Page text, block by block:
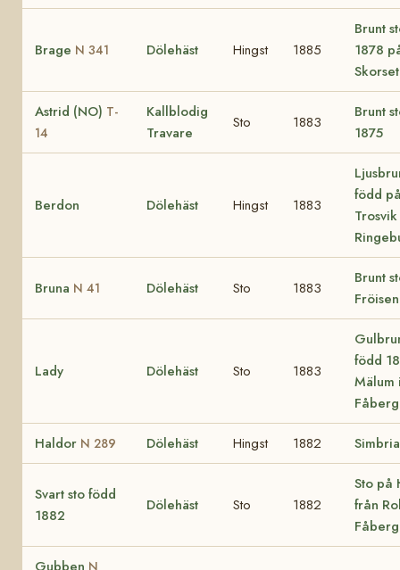
Brage N 341 Dölehäst Hingst 1885
Brunt
1878
Skorset
Astrid (NO) T-
14
Kallblodig
Travare
Sto 1883
Brunt
1875
Berdon Dölehäst Hingst 1883
född
Bruna N 41 Dölehäst Sto 1883
Brunt
Fröisen
Lady Dölehäst Sto 1883
född
Mälum
Fåberg
Haldor N 289 Dölehäst Hingst 1882 Simbria
Svart sto född
1882
Dölehäst Sto 1882
Sto på
från
Fåberg